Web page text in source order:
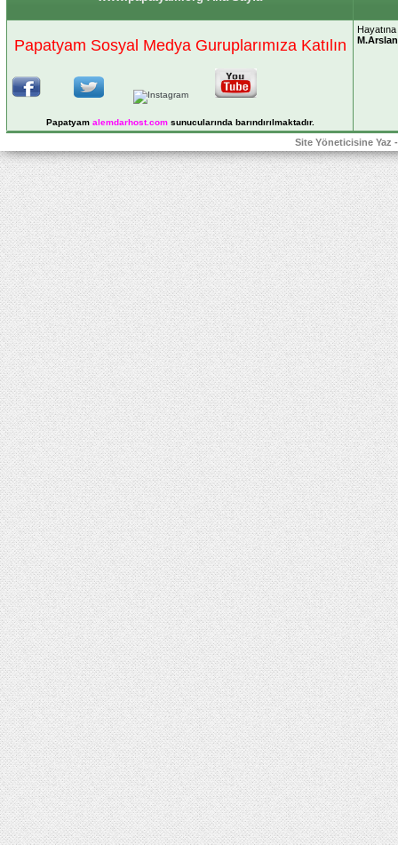
Papatyam Sosyal Medya Guruplarımıza Katılın
Papatyam alemdarhost.comsunucularında barındırılmaktadır.
M.Arslan
Site Yöneticisine Yaz